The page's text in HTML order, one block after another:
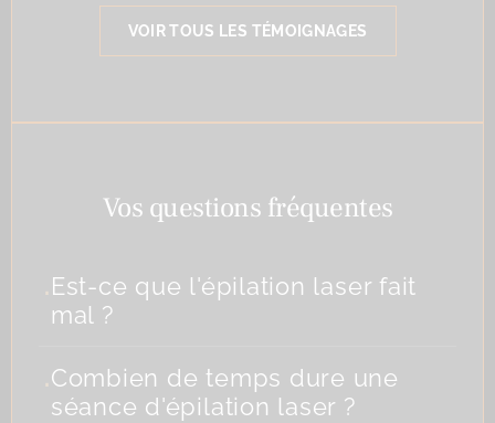
VOIR TOUS LES TÉMOIGNAGES
Vos questions fréquentes
.Est-ce que l'épilation laser fait
mal ?
.Combien de temps dure une
séance d'épilation laser ?